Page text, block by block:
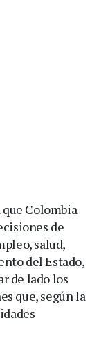
Colombia
de
salud,
del Estado,
de lado los
que, según la